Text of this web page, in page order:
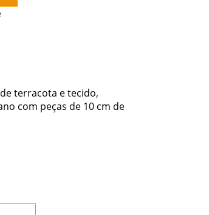
terracota e tecido,
com peças de 10 cm de